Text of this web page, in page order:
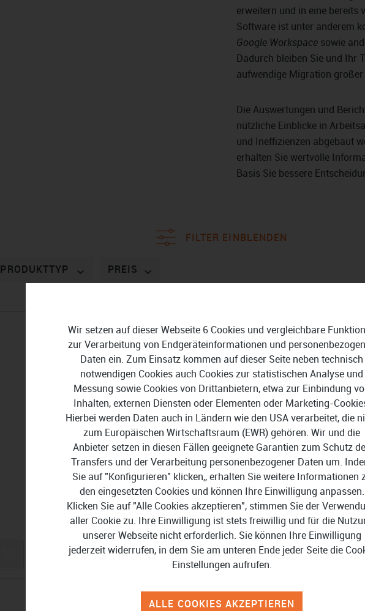
erweitern und in eine bereits
Software ist unter anderem
Google Workspace sowie
Dadurch bleiben Sie und Ihr
aufwendige Migration großer
Die Auswertungen und
nützliche Einblicke in
und Ineffizienzen abgebaut
erhalten Sie wertvolle
Basis Sie bessere
FILTER EINBLENDEN
PRODUKTTYP PREIS
Wir setzen auf dieser Webseite 6 Cookies und vergleichbare
zur Verarbeitung von Endgeräteinformationen und
Daten ein. Zum Einsatz kommen auf dieser Seite neben technisch
notwendigen Cookies auch Cookies zur statistischen Analyse und
Messung sowie Cookies von Drittanbietern, etwa zur Einbindung
Inhalten, externen Diensten oder Elementen oder Marketing-
Hierbei werden Daten auch in Ländern wie den USA verarbeitet, die
zum Europäischen Wirtschaftsraum (EWR) gehören. Wir und die
Anbieter setzen in diesen Fällen geeignete Garantien zum Schutz
Transfers und der Verarbeitung personenbezogener Daten um.
Sie auf "Konfigurieren" klicken,, erhalten Sie weitere Informationen
den eingesetzten Cookies und können Ihre Einwilligung anpassen.
Klicken Sie auf "Alle Cookies akzeptieren", stimmen Sie der
aller Cookie zu. Ihre Einwilligung ist stets freiwillig und für die
unserer Webseite nicht erforderlich. Sie können Ihre Einwilligung
jederzeit widerrufen, in dem Sie am unteren Ende jeder Seite die
Einstellungen aufrufen.
ALLE COOKIES AKZEPTIEREN